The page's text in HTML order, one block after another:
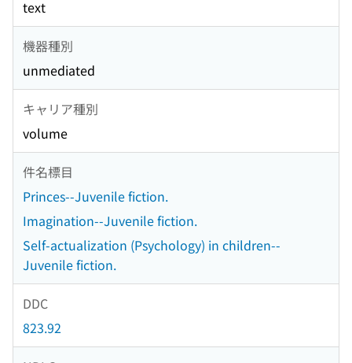
text
機器種別
unmediated
キャリア種別
volume
件名標目
Princes--Juvenile fiction.
Imagination--Juvenile fiction.
Self-actualization (Psychology) in children--
Juvenile fiction.
DDC
823.92